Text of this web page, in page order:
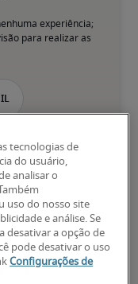
experiência;
para realizar as
principais
direta; pessoa
ao cargo.
tecnologias de
do usuário,
analisar o
uso do nosso site
e análise. Se
desativar a opção de
pode desativar o uso
Configurações de